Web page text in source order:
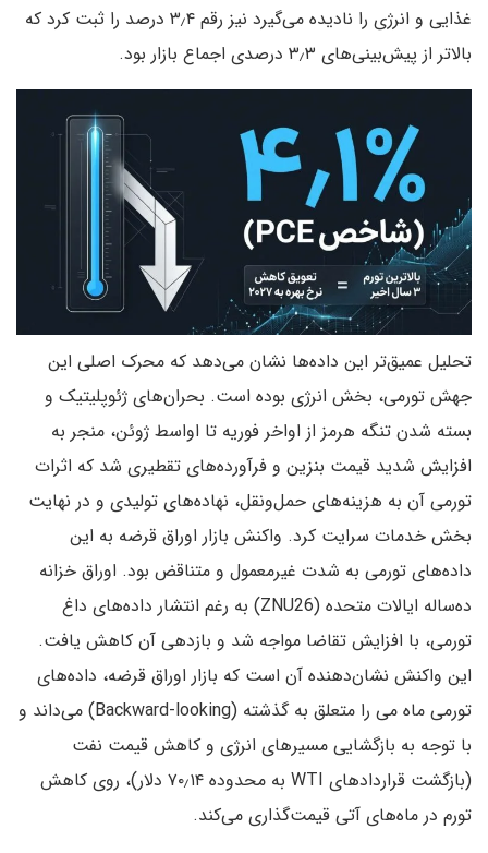
غذایی و انرژی را نادیده می‌گیرد نیز رقم ۳٫۴ درصد را ثبت کرد که
بالاتر از پیش‌بینی‌های ۳٫۳ درصدی اجماع بازار بود.
تحلیل عمیق‌تر این داده‌ها نشان می‌دهد که محرک اصلی این
جهش تورمی، بخش انرژی بوده است. بحران‌های ژئوپلیتیک و
بسته شدن تنگه هرمز از اواخر فوریه تا اواسط ژوئن، منجر به
افزایش شدید قیمت بنزین و فرآورده‌های تقطیری شد که اثرات
تورمی آن به هزینه‌های حمل‌ونقل، نهاده‌های تولیدی و در نهایت
بخش خدمات سرایت کرد. واکنش بازار اوراق قرضه به این
داده‌های تورمی به شدت غیرمعمول و متناقض بود. اوراق خزانه
ده‌ساله ایالات متحده (ZNU26) به رغم انتشار داده‌های داغ
تورمی، با افزایش تقاضا مواجه شد و بازدهی آن کاهش یافت.
این واکنش نشان‌دهنده آن است که بازار اوراق قرضه، داده‌های
تورمی ماه می را متعلق به گذشته (Backward-looking) می‌داند و
با توجه به بازگشایی مسیرهای انرژی و کاهش قیمت نفت
(بازگشت قراردادهای WTI به محدوده ۷۰٫۱۴ دلار)، روی کاهش
تورم در ماه‌های آتی قیمت‌گذاری می‌کند.